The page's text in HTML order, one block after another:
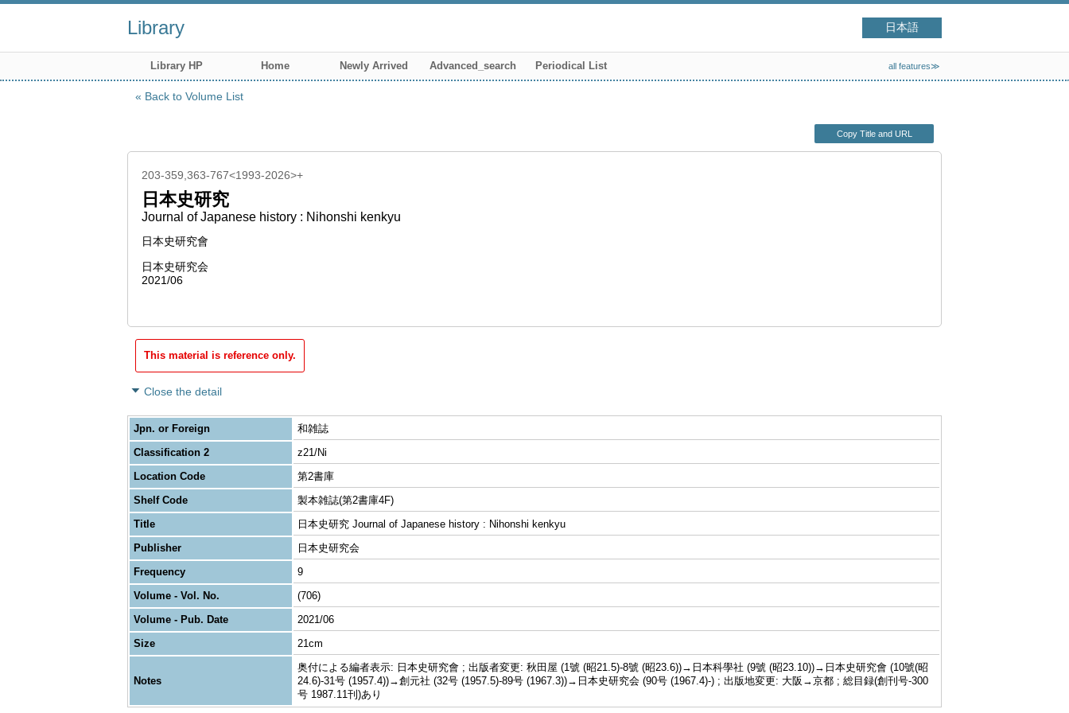
Library 日本語
Library HP Home Newly Arrived Advanced_search Periodical List all features≫
Back to Volume List
Copy Title and URL
203-359,363-767<1993-2026>+
日本史研究
Journal of Japanese history : Nihonshi kenkyu
日本史研究會
日本史研究会
2021/06
This material is reference only.
Close the detail
Jpn. or Foreign
和雑誌
Classification 2
z21/Ni
Location Code
第2書庫
Shelf Code
製本雑誌(第2書庫4F)
Title
日本史研究 Journal of Japanese history : Nihonshi kenkyu
Publisher
日本史研究会
Frequency
9
Volume - Vol. No.
(706)
Volume - Pub. Date
2021/06
Size
21cm
Notes
奥付による編者表示: 日本史研究會 ; 出版者変更: 秋田屋 (1號 (昭21.5)-8號 (昭23.6))→日本科學社 (9號 (昭23.10))→日本史研究會 (10號(昭
24.6)-31号 (1957.4))→創元社 (32号 (1957.5)-89号 (1967.3))→日本史研究会 (90号 (1967.4)-) ; 出版地変更: 大阪→京都 ; 総目録(創刊号-300
号 1987.11刊)あり